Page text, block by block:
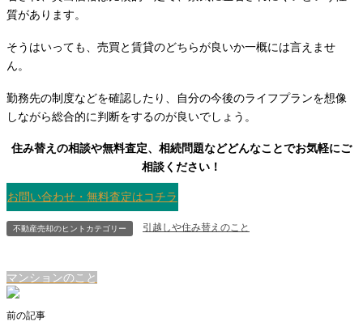
質があります。
そうはいっても、売買と賃貸のどちらが良いか一概には言えませ
ん。
勤務先の制度などを確認したり、自分の今後のライフプランを想像
しながら総合的に判断をするのが良いでしょう。
住み替えの相談や無料査定、相続問題などどんなことでお気軽にご
相談ください！
お問い合わせ・無料査定はコチラ
不動産売却のヒントカテゴリー 引越しや住み替えのこと
マンションのこと
前の記事